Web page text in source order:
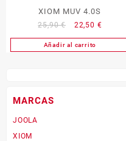
XIOM MUV 4.0S
25,90€
El
precio
original
22,50 €El
precio
actual
Añadir al carrito
MARCAS
JOOLA
XIOM